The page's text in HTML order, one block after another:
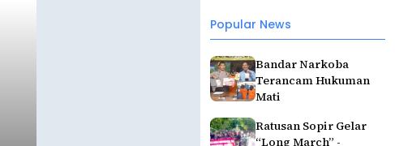
Popular News
Bandar Narkoba
Terancam Hukuman
Mati
Ratusan Sopir Gelar
“Long March” -